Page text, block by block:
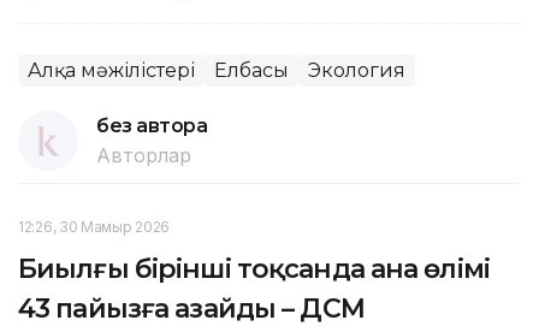
Алқа мәжілістері Елбасы Экология
без автора
Авторлар
12:26, 30 Мамыр 2026
Биылғы бірінші тоқсанда ана өлімі
43 пайызға азайды – ДСМ